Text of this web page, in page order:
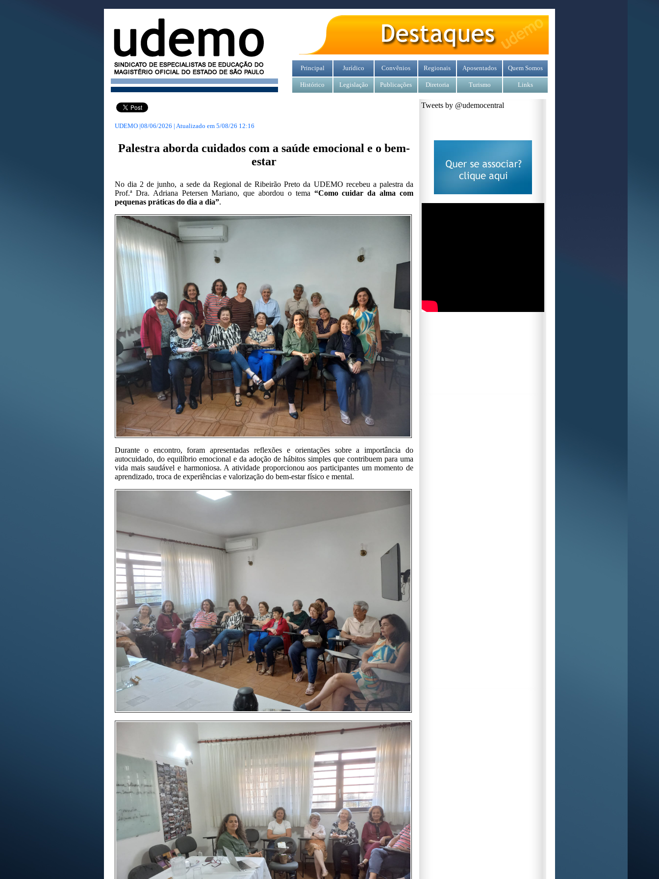
Principal Jurídico Convênios Regionais Aposentados Quem Somos
Histórico Legislação Publicações Diretoria Turismo Links
UDEMO |08/06/2026 | Atualizado em 5/08/26 12:16
Palestra aborda cuidados com a saúde emocional e o bem-
estar
No dia 2 de junho, a sede da Regional de Ribeirão Preto da UDEMO recebeu a palestra da
Prof.ª Dra. Adriana Petersen Mariano, que abordou o tema “Como cuidar da alma com
pequenas práticas do dia a dia”.
Durante o encontro, foram apresentadas reflexões e orientações sobre a importância do
autocuidado, do equilíbrio emocional e da adoção de hábitos simples que contribuem para uma
vida mais saudável e harmoniosa. A atividade proporcionou aos participantes um momento de
aprendizado, troca de experiências e valorização do bem-estar físico e mental.
Tweets by @udemocentral